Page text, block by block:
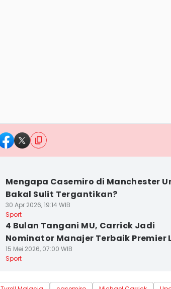
Mengapa Casemiro di Manchester
Bakal Sulit Tergantikan?
30 Apr 2026, 19:14 WIB
Sport
4 Bulan Tangani MU, Carrick Jadi
Nominator Manajer Terbaik Premier
15 Mei 2026, 07:00 WIB
Sport